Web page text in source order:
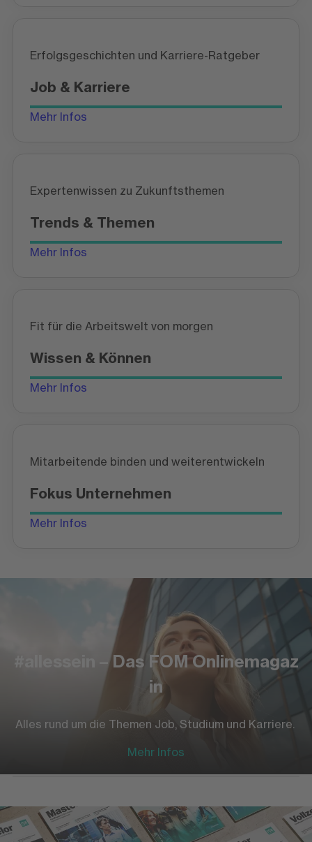
Erfolgsgeschichten und Karriere-Ratgeber
Job & Karriere
Mehr Infos
Expertenwissen zu Zukunftsthemen
Trends & Themen
Mehr Infos
Fit für die Arbeitswelt von morgen
Wissen & Können
Mehr Infos
Mitarbeitende binden und weiterentwickeln
Fokus Unternehmen
Mehr Infos
#allessein – Das FOM Onlinemagaz
in
Alles rund um die Themen Job, Studium und Karriere.
Mehr Infos